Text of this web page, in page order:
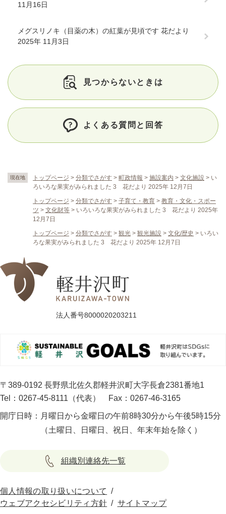
現在地 トップページ > 分類でさがす > 町政情報 > 施設案内 > 文化施設 > い
ろいろな果実がみられました 3 花だより 2025年 12月7日
トップページ > 分類でさがす > 子育て・教育 > 教育・文化・スポー
ツ > 文化財等 > いろいろな果実がみられました 3 花だより 2025年
12月7日
トップページ > 分類でさがす > 観光 > 観光施設 > 文化/歴史 > いろい
ろな果実がみられました 3 花だより 2025年 12月7日
11月16日
メグスリノキ（目薬の木）の紅葉が見頃です 花だより
2025年 11月3日
見つからないときは
よくある質問と回答
法人番号8000020203211
〒389-0192 長野県北佐久郡軽井沢町大字長倉2381番地1
Tel：0267-45-8111（代表）
Fax：0267-46-3165
開庁日時： 月曜日から金曜日の午前8時30分から午後5時15分
（土曜日、日曜日、祝日、年末年始を除く）
組織別連絡先一覧
個人情報の取り扱いについて
ウェブアクセシビリティ方針
サイトマップ